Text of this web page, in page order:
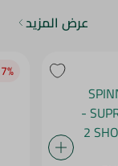
عرض المزيد